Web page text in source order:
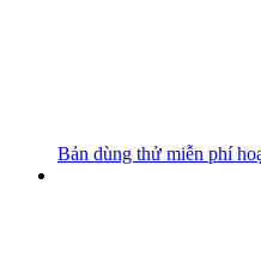
Bản dùng thử miễn phí